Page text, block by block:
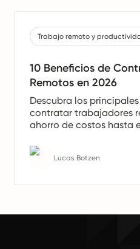
Trabajo remoto y
10 Beneficios de
Remotos en 2026
Descubra los
contratar trabajadores
ahorro de costos hasta
remotos son el futuro del
Lucas Botzen